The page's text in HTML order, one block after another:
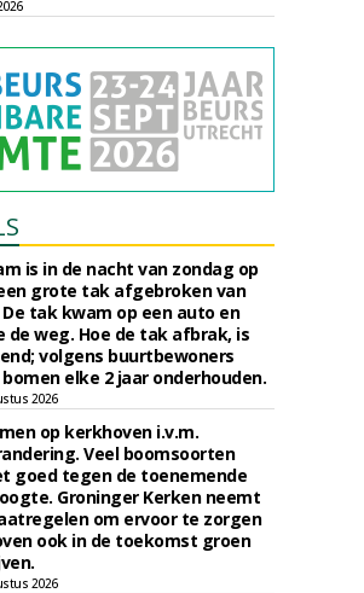
is in de nacht van zondag op
grote tak afgebroken van
tak kwam op een auto en
de weg. Hoe de tak afbrak, is
volgens buurtbewoners
elke 2 jaar onderhouden.
2026
op kerkhoven i.v.m.
Veel boomsoorten
goed tegen de toenemende
Groninger Kerken neemt
om ervoor te zorgen
ook in de toekomst groen
2026